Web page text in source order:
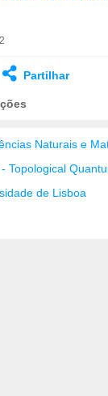
Partilhar
Naturais e
Topological
de Lisboa